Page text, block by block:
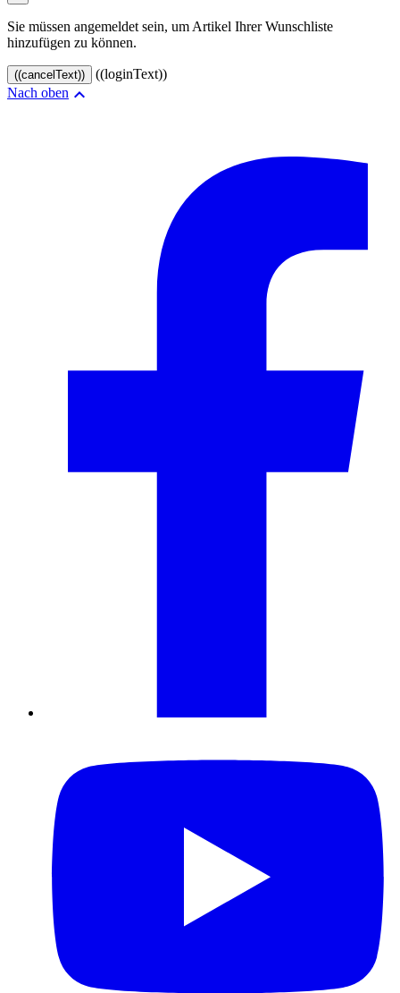
Sie müssen angemeldet sein, um Artikel Ihrer Wunschliste
hinzufügen zu können.
((cancelText))
((loginText))
Nach oben 